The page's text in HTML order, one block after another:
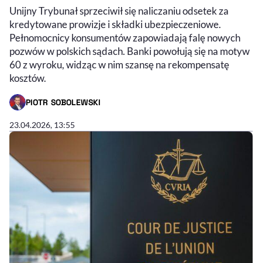
Unijny Trybunał sprzeciwił się naliczaniu odsetek za
kredytowane prowizje i składki ubezpieczeniowe.
Pełnomocnicy konsumentów zapowiadają falę nowych
pozwów w polskich sądach. Banki powołują się na motyw
60 z wyroku, widząc w nim szansę na rekompensatę
kosztów.
PIOTR SOBOLEWSKI
- AUTOR ARTYKUŁU - PROFIL
23.04.2026, 13:55